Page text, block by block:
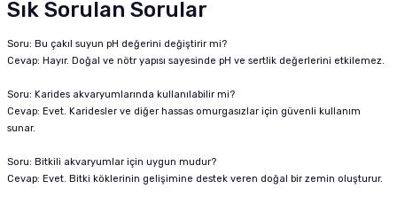
Sık Sorulan Sorular
Soru: Bu çakıl suyun pH değerini değiştirir mi?
Cevap: Hayır. Doğal ve nötr yapısı sayesinde pH ve sertlik değerlerini etkilemez.
Soru: Karides akvaryumlarında kullanılabilir mi?
Cevap: Evet. Karidesler ve diğer hassas omurgasızlar için güvenli kullanım
sunar.
Soru: Bitkili akvaryumlar için uygun mudur?
Cevap: Evet. Bitki köklerinin gelişimine destek veren doğal bir zemin oluşturur.